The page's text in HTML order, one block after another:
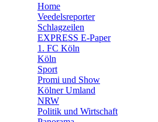
🛒 Shoppingwelt
🧩 Spiele
Home
Veedelsreporter
Schlagzeilen
EXPRESS E-Paper
1. FC Köln
Köln
Sport
Promi und Show
Kölner Umland
NRW
Politik und Wirtschaft